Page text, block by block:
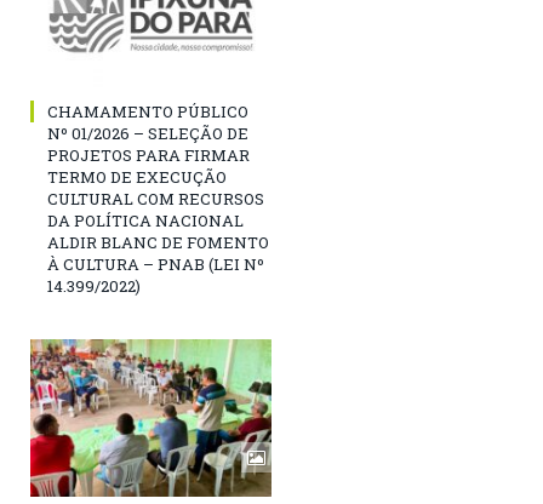
CHAMAMENTO PÚBLICO
Nº 01/2026 – SELEÇÃO DE
PROJETOS PARA FIRMAR
TERMO DE EXECUÇÃO
CULTURAL COM RECURSOS
DA POLÍTICA NACIONAL
ALDIR BLANC DE FOMENTO
À CULTURA – PNAB (LEI Nº
14.399/2022)